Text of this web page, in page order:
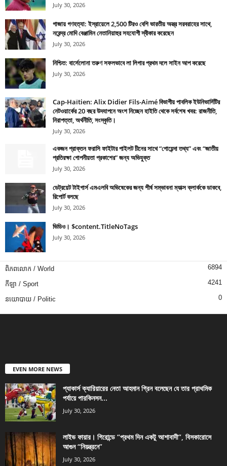
July 30, 2026
গাজায় গণহত্যা: ইস্রায়েলে 2,500 টিরও বেশি ভারতীয় অস্ত্র সরবরাহের সাথে,
নরেন্দ্র মোদি বেঞ্জামিন নেতানিয়াহুর সহযোগী স্বীকার করেছেন
July 30, 2026
নিশ্চিত: বার্সেলোনা তরুণ সফলভাবে লা লিগার প্রথম দলে সাইন আপ করেছে
July 30, 2026
Cap-Haïtien: Alix Didier Fils-Aimé বিভাগীয় পাবলিক ইউনিভার্সিটির
নেটওয়ার্কের 20 বছর উদযাপনে অংশ নিচ্ছেন হাইতি থেকে সর্বশেষ খবর: রাজনীতি,
নিরাপত্তা, অর্থনীতি, সংস্কৃতি।
July 30, 2026
একজন প্রাক্তন ফরাসি ফাইটার পাইলট চীনের সাথে “গোয়েন্দা তথ্য” এবং “জাতীয়
প্রতিরক্ষা গোপনীয়তা প্রকাশের” জন্য অভিযুক্ত
July 30, 2026
ডেট্রয়েট টাইগার্স এমএলবি অভিষেকের জন্য শীর্ষ সম্ভাবনা ম্যাক্স ক্লার্ককে ডাকবে,
রিপোর্ট বলছে
July 30, 2026
ভিডিও। $content.TitleNoTags
July 30, 2026
ពិភពលោក / World 6894
កីឡា / Sport 4241
នយោបាយ / Politic 0
EVEN MORE NEWS
প্যাকার্স ক্যারিয়ারের নেতা আহমান গ্রিন বলেছেন যে তার প্রাথমিক
পর্যায়ে পারকিনসন...
July 30, 2026
লাইভ ফায়ার। গিরোন্ডে “প্রথম দিন একটু আশাবাদী”, বিসকারোসে
আগুন “নিয়ন্ত্রনে”
July 30, 2026